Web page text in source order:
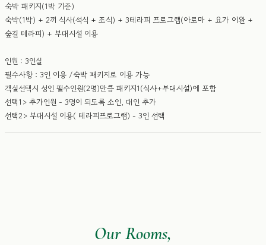
숙박 패키지(1박 기준)
숙박(1박) + 2끼 식사(석식 + 조식) + 3테라피 프로그램(아로마 + 요가 이완 +
숲길 테라피) + 부대시설 이용
인원 : 3인실
필수사항 : 3인 이용 /숙박 패키지로 이용 가능
객실선택시 성인 필수인원(2명)만큼 패키지1(식사+부대시설)에 포함
선택1> 추가인원 - 3명이 되도록 소인, 대인 추가
선택2> 부대시설 이용( 테라피프로그램) - 3인 선택
Our Rooms,